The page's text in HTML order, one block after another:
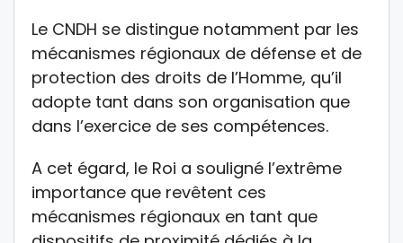
Le CNDH se distingue notamment par les
mécanismes régionaux de défense et de
protection des droits de l’Homme, qu’il
adopte tant dans son organisation que
dans l’exercice de ses compétences.
A cet égard, le Roi a souligné l’extrême
importance que revêtent ces
mécanismes régionaux en tant que